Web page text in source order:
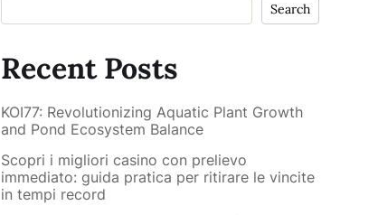
Search
Recent Posts
KOI77: Revolutionizing Aquatic Plant Growth
and Pond Ecosystem Balance
Scopri i migliori casino con prelievo
immediato: guida pratica per ritirare le vincite
in tempi record